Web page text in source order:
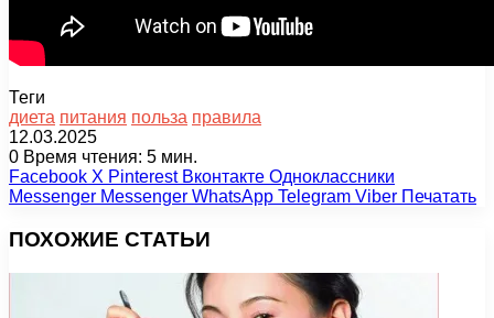
Теги
диета питания польза правила
12.03.2025
0 Время чтения: 5 мин.
Facebook X Pinterest Вконтакте Одноклассники
Messenger Messenger WhatsApp Telegram Viber Печатать
ПОХОЖИЕ СТАТЬИ